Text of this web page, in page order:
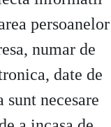
persoanelor
numar de
date de
necesare